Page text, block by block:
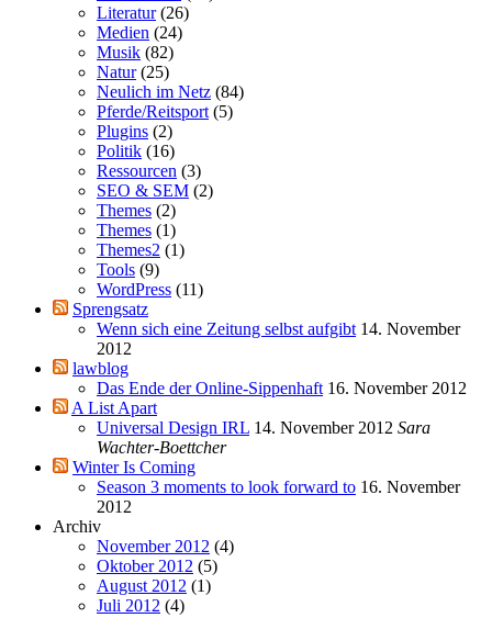
Literatur(26)
Medien (24)
Musik (82)
Natur(25)
Neulich im Netz (84)
Pferde/Reitsport (5)
Plugins (2)
Politik (16)
Ressourcen (3)
SEO & SEM (2)
Themes (2)
Themes (1)
Themes2 (1)
Tools (9)
WordPress (11)
Sprengsatz
Wenn sich eine Zeitung selbst aufgibt 14. November
2012
lawblog
Das Ende der Online-Sippenhaft 16. November 2012
A List Apart
Universal Design IRL 14. November 2012 Sara
Wachter-Boettcher
Winter Is Coming
Season 3 moments to look forward to 16. November
2012
Archiv
November 2012 (4)
Oktober 2012 (5)
August 2012 (1)
Juli 2012 (4)